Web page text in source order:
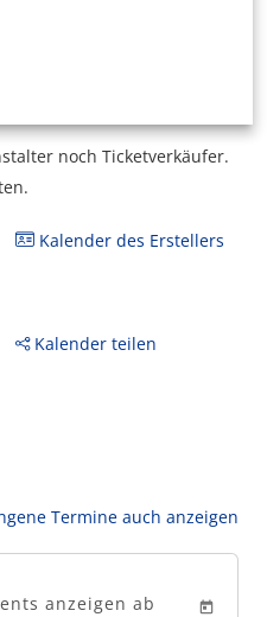
noch Ticketverkäufer.
Kalender des Erstellers
Kalender teilen
Termine auch anzeigen
anzeigen ab